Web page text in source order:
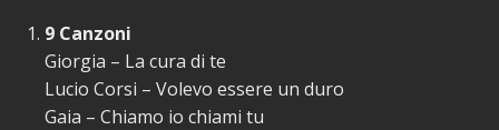
9 Canzoni
Giorgia – La cura di te
Lucio Corsi – Volevo essere un duro
Gaia – Chiamo io chiami tu